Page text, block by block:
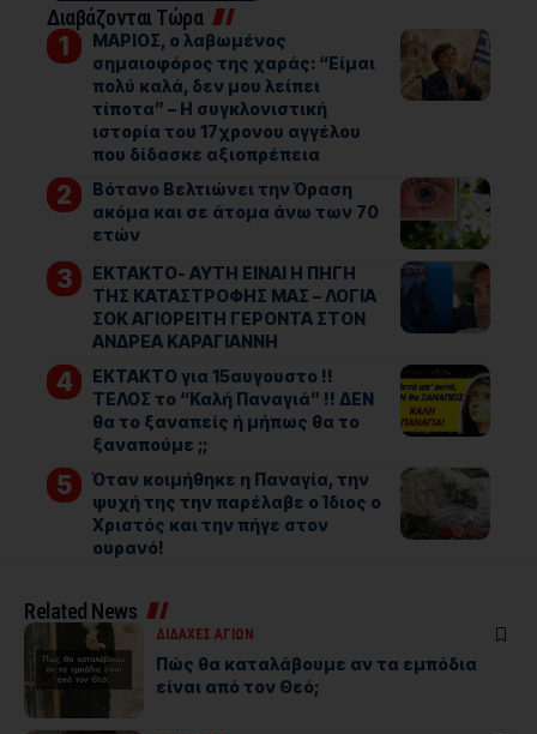
Διαβάζονται Τώρα
ΜΑΡΙΟΣ, ο λαβωμένος
σημαιοφόρος της χαράς: “Είμαι
πολύ καλά, δεν μου λείπει
τίποτα” – Η συγκλονιστική
ιστορία του 17χρονου αγγέλου
που δίδασκε αξιοπρέπεια
Βότανο Βελτιώνει την Όραση
ακόμα και σε άτομα άνω των 70
ετών
ΕΚΤΑΚΤΟ- ΑΥΤΗ ΕΙΝΑΙ Η ΠΗΓΗ
ΤΗΣ ΚΑΤΑΣΤΡΟΦΗΣ ΜΑΣ – ΛΟΓΙΑ
ΣΟΚ ΑΓΙΟΡΕΙΤΗ ΓΕΡΟΝΤΑ ΣΤΟΝ
ΑΝΔΡΕΑ ΚΑΡΑΓΙΑΝΝΗ
ΕΚΤΑΚΤΟ για 15αυγουστο !!
ΤΕΛΟΣ το “Καλή Παναγιά” !! ΔΕΝ
θα το ξαναπείς ή μήπως θα το
ξαναπούμε ;;
Όταν κοιμήθηκε η Παναγία, την
ψυχή της την παρέλαβε ο Ίδιος ο
Χριστός και την πήγε στον
ουρανό!
Related News
ΔΙΔΑΧΕΣ ΑΓΙΩΝ
Πώς θα καταλάβουμε αν τα εμπόδια
είναι από τον Θεό;